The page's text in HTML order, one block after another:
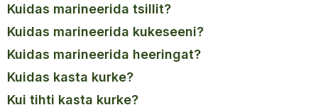
kuidas marineerida tsillit?
kuidas marineerida kukeseeni?
kuidas marineerida heeringat?
kuidas kasta kurke?
kui tihti kasta kurke?